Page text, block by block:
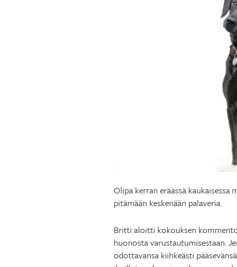
Olipa kerran eräässä
pitämään keskenään palaveria.
Britti aloitti kokouksen
huonosta varustautumisestaan.
odottavansa kiihkeästi